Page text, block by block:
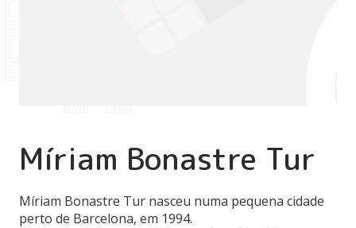
Míriam Bonastre Tur
Míriam Bonastre Tur nasceu numa pequena cidade
perto de Barcelona, em 1994.